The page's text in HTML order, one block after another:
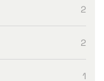
2
2
1